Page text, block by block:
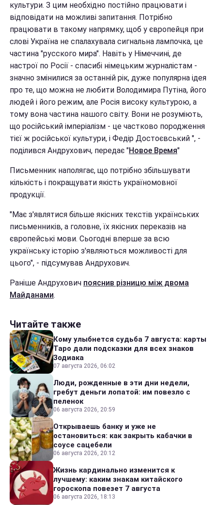
культури. З цим необхідно постійно працювати і
відповідати на можливі запитання. Потрібно
працювати в такому напрямку, щоб у європейця при
слові Україна не спалахувала сигнальна лампочка, це
частина "русского мира". Навіть у Німеччині, де
настрої по Росії - спасибі німецьким журналістам -
значно змінилися за останній рік, дуже популярна ідея
про те, що можна не любити Володимира Путіна, його
людей і його режим, але Росія високу культурою, а
тому вона частина нашого світу. Вони не розуміють,
що російський імперіалізм - це частково породження
тієї ж російської культури, і Федір Достоєвський ", -
поділився Андрухович, передає "Новое Время"
Письменник наполягає, що потрібно збільшувати
кількість і покращувати якість україномовної
продукції.
"Має з'являтися більше якісних текстів українських
письменників, а головне, їх якісних переказів на
європейські мови. Сьогодні вперше за всю
українську історію з'являються можливості для
цього", - підсумував Андрухович.
Раніше Андрухович пояснив різницю між двома
Майданами.
Читайте также
Кому улыбнется судьба 7 августа: карты
Таро дали подсказки для всех знаков
Зодиака
07 августа 2026, 06:02
Люди, рожденные в эти дни недели,
гребут деньги лопатой: им повезло с
пеленок
06 августа 2026, 20:59
Открываешь банку и уже не
остановиться: как закрыть кабачки в
соусе сацебели
06 августа 2026, 20:12
Жизнь кардинально изменится к
лучшему: каким знакам китайского
гороскопа повезет 7 августа
06 августа 2026, 18:13